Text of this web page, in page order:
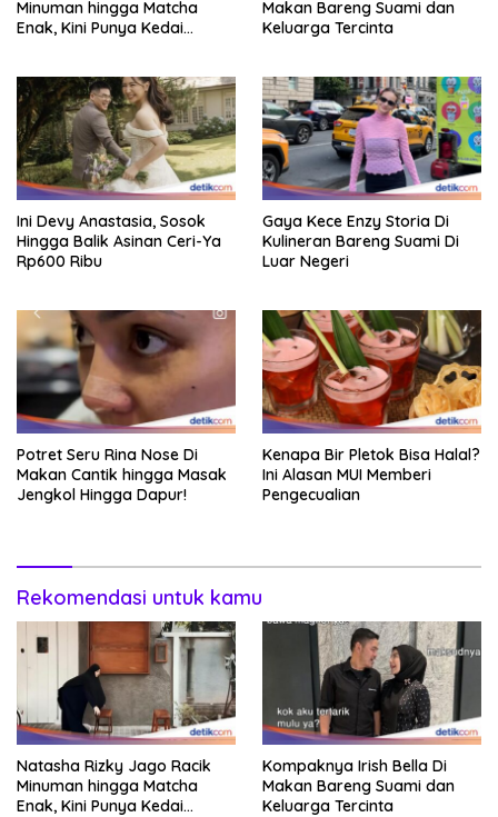
Minuman hingga Matcha
Enak, Kini Punya Kedai
Makan Bareng Suami dan
Keluarga Tercinta
Ini Devy Anastasia, Sosok
Hingga Balik Asinan Ceri-Ya
Rp600 Ribu
Gaya Kece Enzy Storia Di
Kulineran Bareng Suami Di
Luar Negeri
Potret Seru Rina Nose Di
Makan Cantik hingga Masak
Jengkol Hingga Dapur!
Kenapa Bir Pletok Bisa Halal?
Ini Alasan MUI Memberi
Pengecualian
Rekomendasi untuk kamu
Natasha Rizky Jago Racik
Minuman hingga Matcha
Enak, Kini Punya Kedai
Kompaknya Irish Bella Di
Makan Bareng Suami dan
Keluarga Tercinta